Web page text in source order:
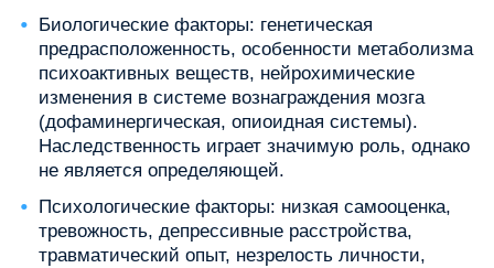
Биологические факторы: генетическая
предрасположенность, особенности метаболизма
психоактивных веществ, нейрохимические
изменения в системе вознаграждения мозга
(дофаминергическая, опиоидная системы).
Наследственность играет значимую роль, однако
не является определяющей.
Психологические факторы: низкая самооценка,
тревожность, депрессивные расстройства,
травматический опыт, незрелость личности,